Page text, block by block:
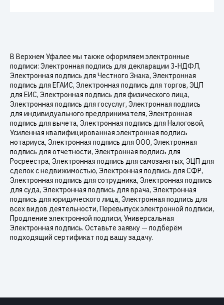
В Верхнем Уфалее мы также оформляем электронные
подписи: Электронная подпись для декларации 3-НДФЛ,
Электронная подпись для Честного Знака, Электронная
подпись для ЕГАИС, Электронная подпись для торгов, ЭЦП
для ЕИС, Электронная подпись для физического лица,
Электронная подпись для госуслуг, Электронная подпись
для индивидуального предпринимателя, Электронная
подпись для вычета, Электронная подпись для Налоговой,
Усиленная квалифицированная электронная подпись
нотариуса, Электронная подпись для ООО, Электронная
подпись для отчетности, Электронная подпись для
Росреестра, Электронная подпись для самозанятых, ЭЦП для
сделок с недвижимостью, Электронная подпись для СФР,
Электронная подпись для сотрудника, Электронная подпись
для суда, Электронная подпись для врача, Электронная
подпись для юридического лица, Электронная подпись для
всех видов деятельности, Перевыпуск электронной подписи,
Продление электронной подписи, Универсальная
Электронная подпись. Оставьте заявку — подберём
подходящий сертификат под вашу задачу.